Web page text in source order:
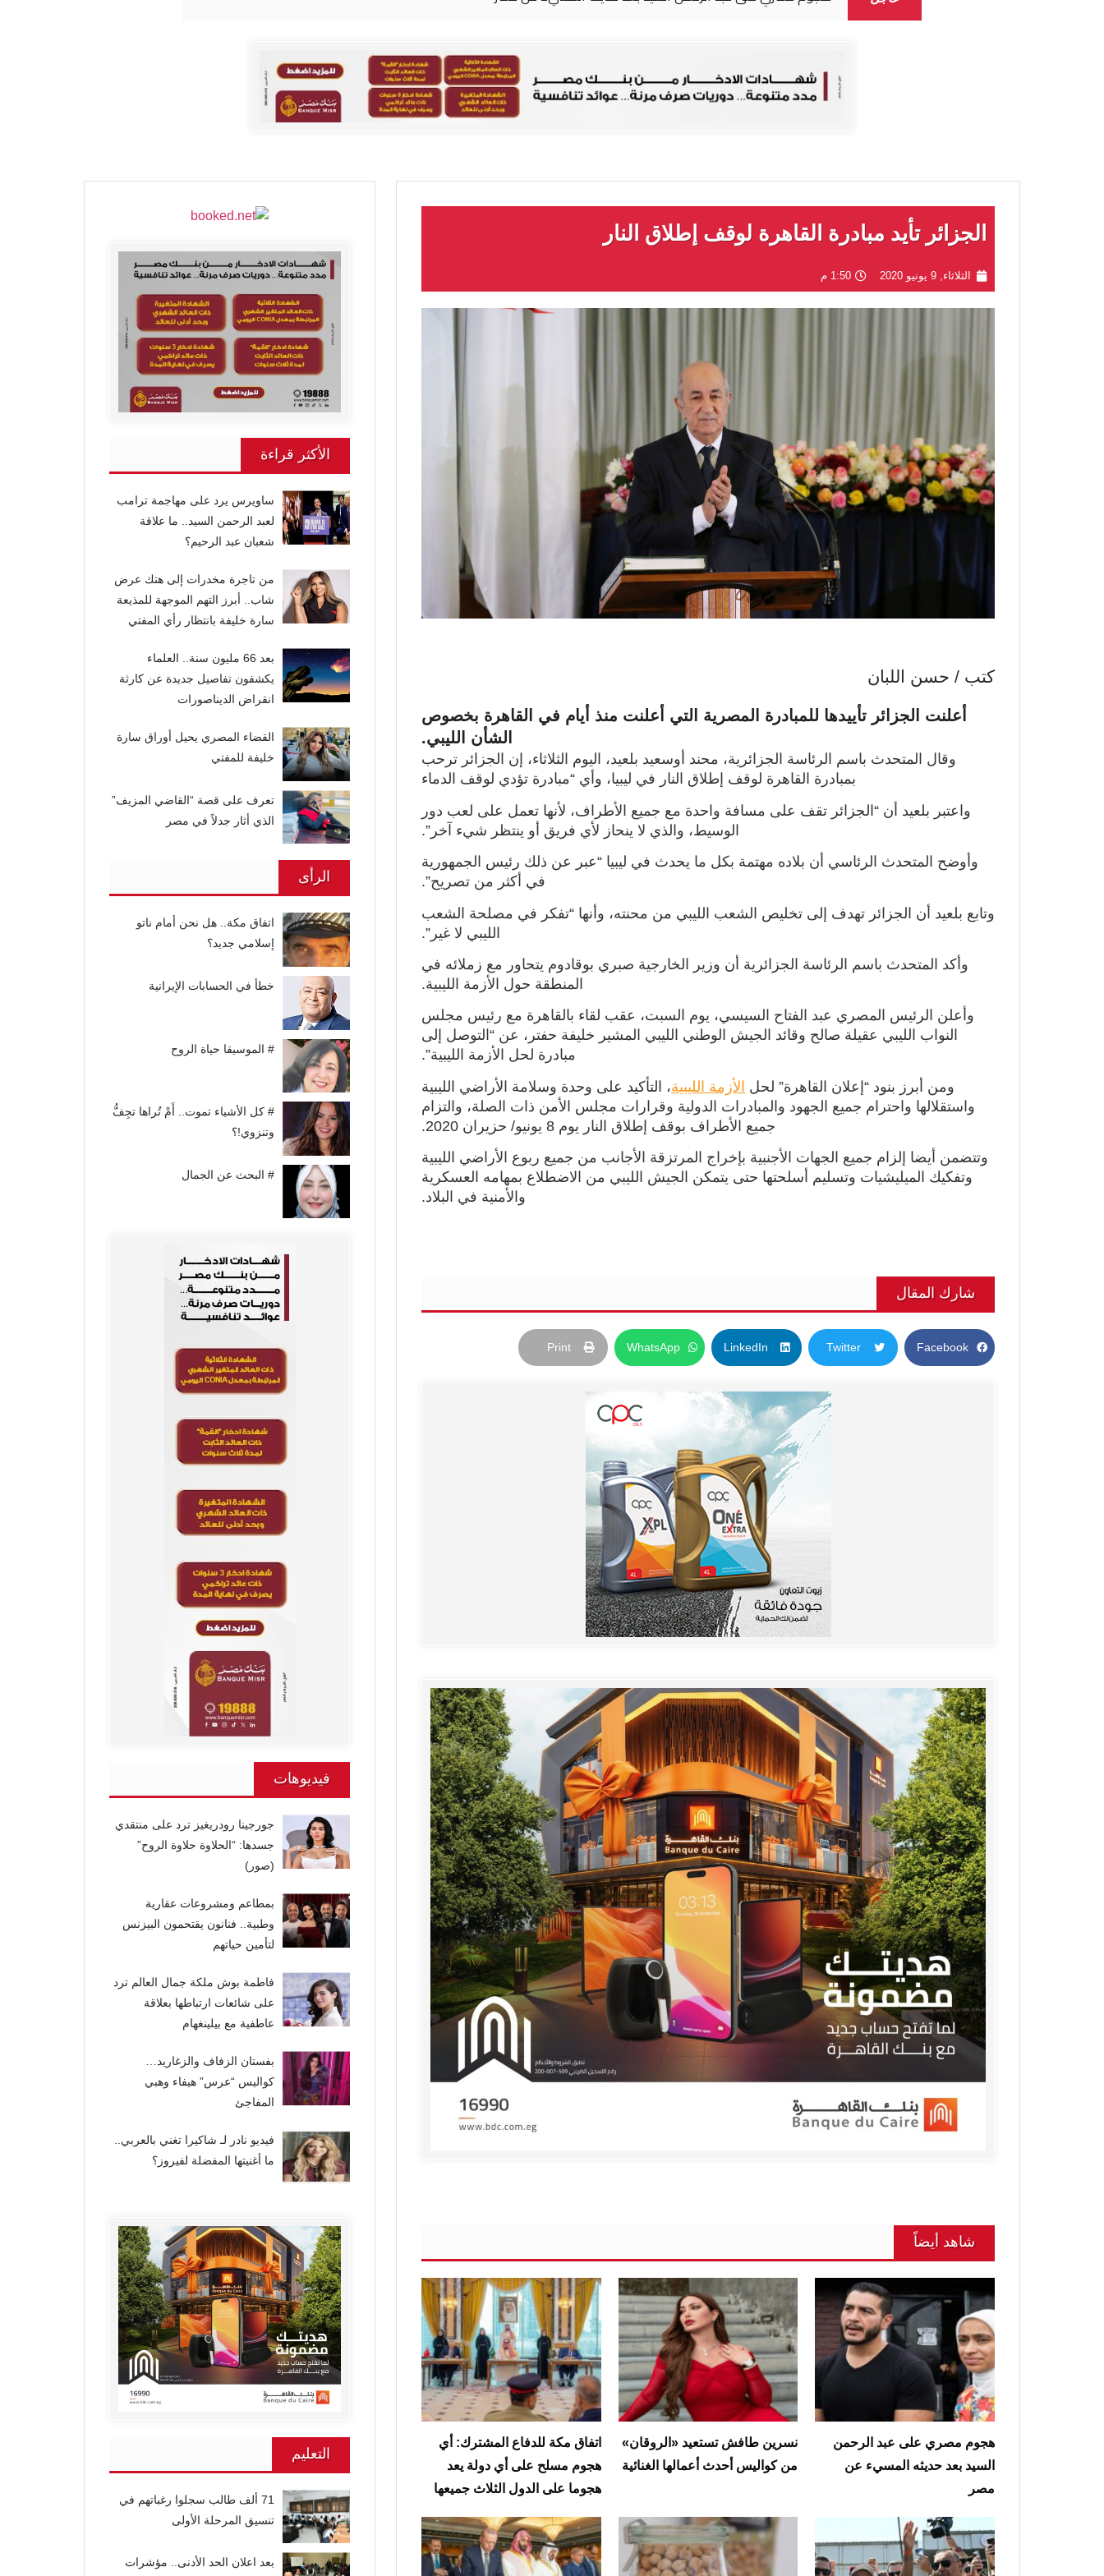
الجزائر تأيد مبادرة القاهرة لوقف إطلاق النار
الثلاثاء, 9 يونيو 2020 1:50 م
كتب / حسن اللبان
أعلنت الجزائر تأييدها للمبادرة المصرية التي أعلنت منذ أيام في القاهرة بخصوص
الشأن الليبي.
وقال المتحدث باسم الرئاسة الجزائرية، محند أوسعيد بلعيد، اليوم الثلاثاء، إن الجزائر ترحب
بمبادرة القاهرة لوقف إطلاق النار في ليبيا، وأي “مبادرة تؤدي لوقف الدماء
واعتبر بلعيد أن “الجزائر تقف على مسافة واحدة مع جميع الأطراف، لأنها تعمل على لعب دور
الوسيط، والذي لا ينحاز لأي فريق أو ينتظر شيء آخر”.
وأوضح المتحدث الرئاسي أن بلاده مهتمة بكل ما يحدث في ليبيا “عبر عن ذلك رئيس الجمهورية
في أكثر من تصريح”.
وتابع بلعيد أن الجزائر تهدف إلى تخليص الشعب الليبي من محنته، وأنها “تفكر في مصلحة الشعب
الليبي لا غير”.
وأكد المتحدث باسم الرئاسة الجزائرية أن وزير الخارجية صبري بوقادوم يتحاور مع زملائه في
المنطقة حول الأزمة الليبية.
وأعلن الرئيس المصري عبد الفتاح السيسي، يوم السبت، عقب لقاء بالقاهرة مع رئيس مجلس
النواب الليبي عقيلة صالح وقائد الجيش الوطني الليبي المشير خليفة حفتر، عن “التوصل إلى
مبادرة لحل الأزمة الليبية”.
ومن أبرز بنود “إعلان القاهرة” لحل الأزمة الليبية، التأكيد على وحدة وسلامة الأراضي الليبية
واستقلالها واحترام جميع الجهود والمبادرات الدولية وقرارات مجلس الأمن ذات الصلة، والتزام
جميع الأطراف بوقف إطلاق النار يوم 8 يونيو/ حزيران 2020.
وتتضمن أيضا إلزام جميع الجهات الأجنبية بإخراج المرتزقة الأجانب من جميع ربوع الأراضي الليبية
وتفكيك الميليشيات وتسليم أسلحتها حتى يتمكن الجيش الليبي من الاضطلاع بمهامه العسكرية
والأمنية في البلاد.
شارك المقال
Facebook
Twitter
LinkedIn
WhatsApp
Print
شاهد أيضاً
هجوم مصري على عبد الرحمن
السيد بعد حديثه المسيء عن
مصر
نسرين طافش تستعيد «الروقان»
من كواليس أحدث أعمالها الغنائية
‏اتفاق مكة للدفاع المشترك: أي
هجوم مسلح على أي دولة يعد
هجوما على الدول الثلاث جميعها
الأكثر قراءة
ساويرس يرد على مهاجمة ترامب
لعبد الرحمن السيد.. ما علاقة
شعبان عبد الرحيم؟
من تاجرة مخدرات إلى هتك عرض
شاب.. أبرز التهم الموجهة للمذيعة
سارة خليفة بانتظار رأي المفتي
بعد 66 مليون سنة.. العلماء
يكشفون تفاصيل جديدة عن كارثة
انقراض الديناصورات
القضاء المصري يحيل أوراق سارة
خليفة للمفتي
تعرف على قصة “القاضي المزيف”
الذي أثار جدلاً في مصر
الرأى
اتفاق مكة.. هل نحن أمام ناتو
إسلامي جديد؟
خطأ في الحسابات الإيرانية
# الموسيقا حياة الروح
# كل الأشياء تموت.. أَمْ تُراها تجِفُّ
وتنزوي!؟
# البحث عن الجمال
فيديوهات
جورجينا رودريغيز ترد على منتقدي
جسدها: “الحلاوة حلاوة الروح”
(صور)
بمطاعم ومشروعات عقارية
وطبية.. فنانون يقتحمون البيزنس
لتأمين حياتهم
فاطمة بوش ملكة جمال العالم ترد
على شائعات ارتباطها بعلاقة
عاطفية مع بيلينغهام
بفستان الزفاف والزغاريد…
كواليس “عرس” هيفاء وهبي
المفاجئ
فيديو نادر لـ شاكيرا تغني بالعربي..
ما أغنيتها المفضلة لفيروز؟
التعليم
71 ألف طالب سجلوا رغباتهم في
تنسيق المرحلة الأولى
بعد اعلان الحد الأدنى.. مؤشرات